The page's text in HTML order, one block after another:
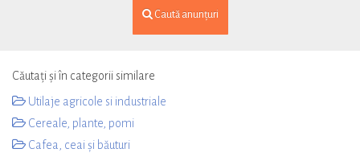
Caută anunțuri
Căutați și în categorii similare
Utilaje agricole si industriale
Cereale, plante, pomi
Cafea, ceai și băuturi